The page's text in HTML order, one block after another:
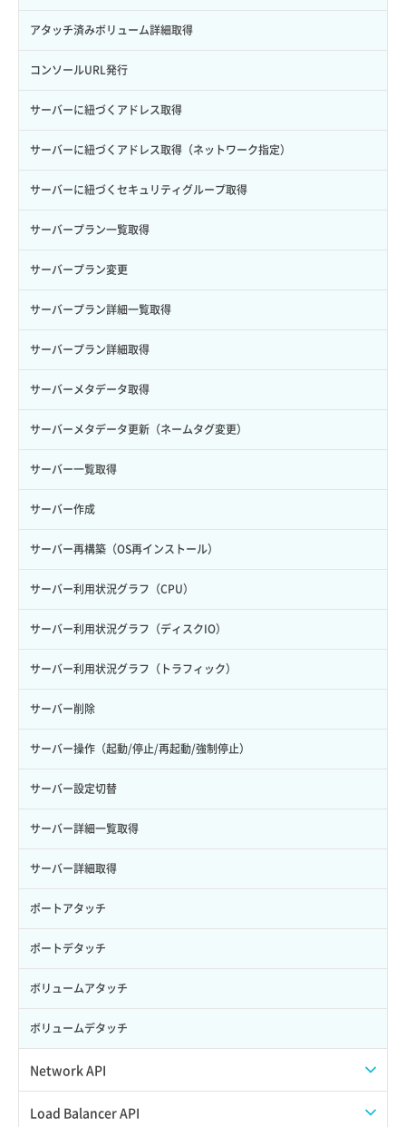
トークン発行
パーミッション一覧取得
ロールからパーミッションを紐づけ解除
ロールにパーミッションを紐づけ
ロール一覧取得
ロール作成
ロール削除
ロール更新
ロール詳細取得
ボリュームイメージ保存
ボリュームタイプ一覧取得
ボリュームタイプ詳細取得
ボリューム一覧取得
ボリューム作成
ボリューム削除
ボリューム更新
ボリューム詳細一覧取得
ボリューム詳細取得
自動バックアップ有効化
自動バックアップ無効化
アタッチ済みボリューム詳細取得
コンソールURL発行
サーバーに紐づくアドレス取得
サーバーに紐づくアドレス取得（ネットワーク指定）
サーバーに紐づくセキュリティグループ取得
サーバープラン一覧取得
サーバープラン変更
サーバープラン詳細一覧取得
サーバープラン詳細取得
サーバーメタデータ取得
サーバーメタデータ更新（ネームタグ変更）
サーバー一覧取得
サーバー作成
サーバー再構築（OS再インストール）
サーバー利用状況グラフ（CPU）
サーバー利用状況グラフ（ディスクIO）
サーバー利用状況グラフ（トラフィック）
サーバー削除
サーバー操作（起動/停止/再起動/強制停止）
サーバー設定切替
サーバー詳細一覧取得
サーバー詳細取得
ポートアタッチ
ポートデタッチ
ボリュームアタッチ
ボリュームデタッチ
Network API
QoSポリシー一覧取得
Load Balancer API